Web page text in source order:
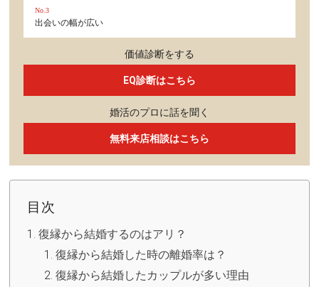
驚きNo.3
出会いの幅が広い
価値診断をする
EQ診断はこちら
婚活のプロに話を聞く
無料来店相談はこちら
目次
復縁から結婚するのはアリ？
復縁から結婚した時の離婚率は？
復縁から結婚したカップルが多い理由